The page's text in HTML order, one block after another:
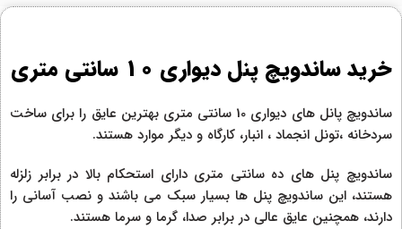
خرید ساندویچ پنل دیواری 10 سانتی متری
ساندویچ پانل های دیواری 10 سانتی متری بهترین عایق را برای ساخت
سردخانه ،تونل انجماد ، انبار، کارگاه و دیگر موارد هستند.
ساندویچ پنل های ده سانتی متری دارای استحکام بالا در برابر زلزله
هستند، این ساندویچ پنل ها بسیار سبک می باشند و نصب آسانی را
دارند، همچنین عایق عالی در برابر صدا، گرما و سرما هستند.